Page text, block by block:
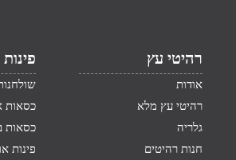
רהיטי עץ
אודות
רהיטי עץ מלא
גלריה
חנות רהיטים
כסאות
כסאות
פינות